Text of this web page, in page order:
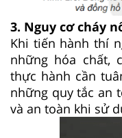
3. Nguy cơ cháy
Khi tiến hành thí
những hóa chất,
thực hành cần
những quy tắc an
và an toàn khi sử